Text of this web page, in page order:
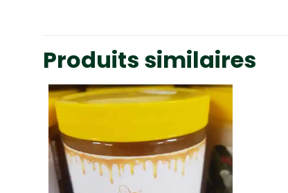
Produits similaires